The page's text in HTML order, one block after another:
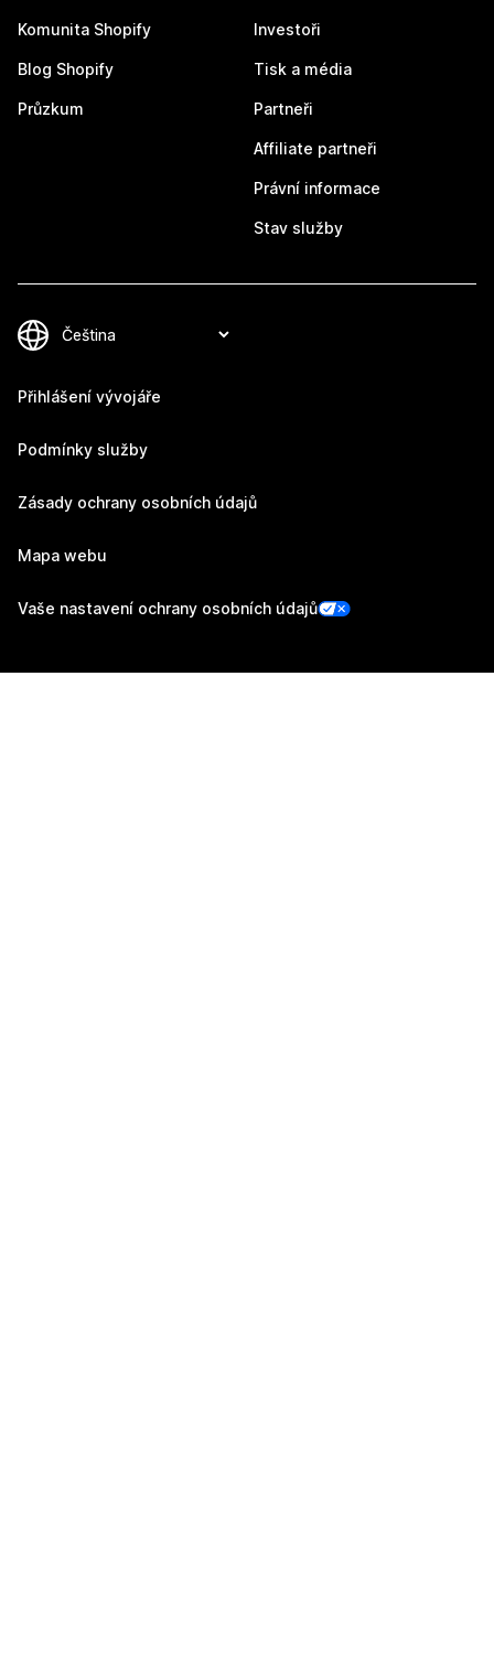
Komunita Shopify
Blog Shopify
Průzkum
Investoři
Tisk a média
Partneři
Affiliate partneři
Právní informace
Stav služby
Přihlášení vývojáře
Podmínky služby
Zásady ochrany osobních údajů
Mapa webu
Vaše nastavení ochrany osobních údajů